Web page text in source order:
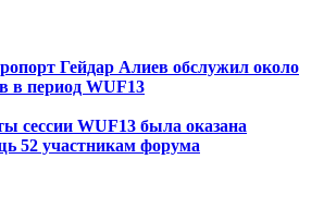
Гейдар Алиев обслужил около
в период WUF13
сессии WUF13 была оказана
52 участникам форума